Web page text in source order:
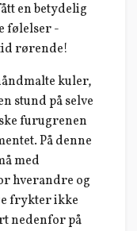
en betydelig
følelser -
rørende!
kuler,
stund på selve
furugrenen
På denne
med
hverandre og
frykter ikke
nedenfor på